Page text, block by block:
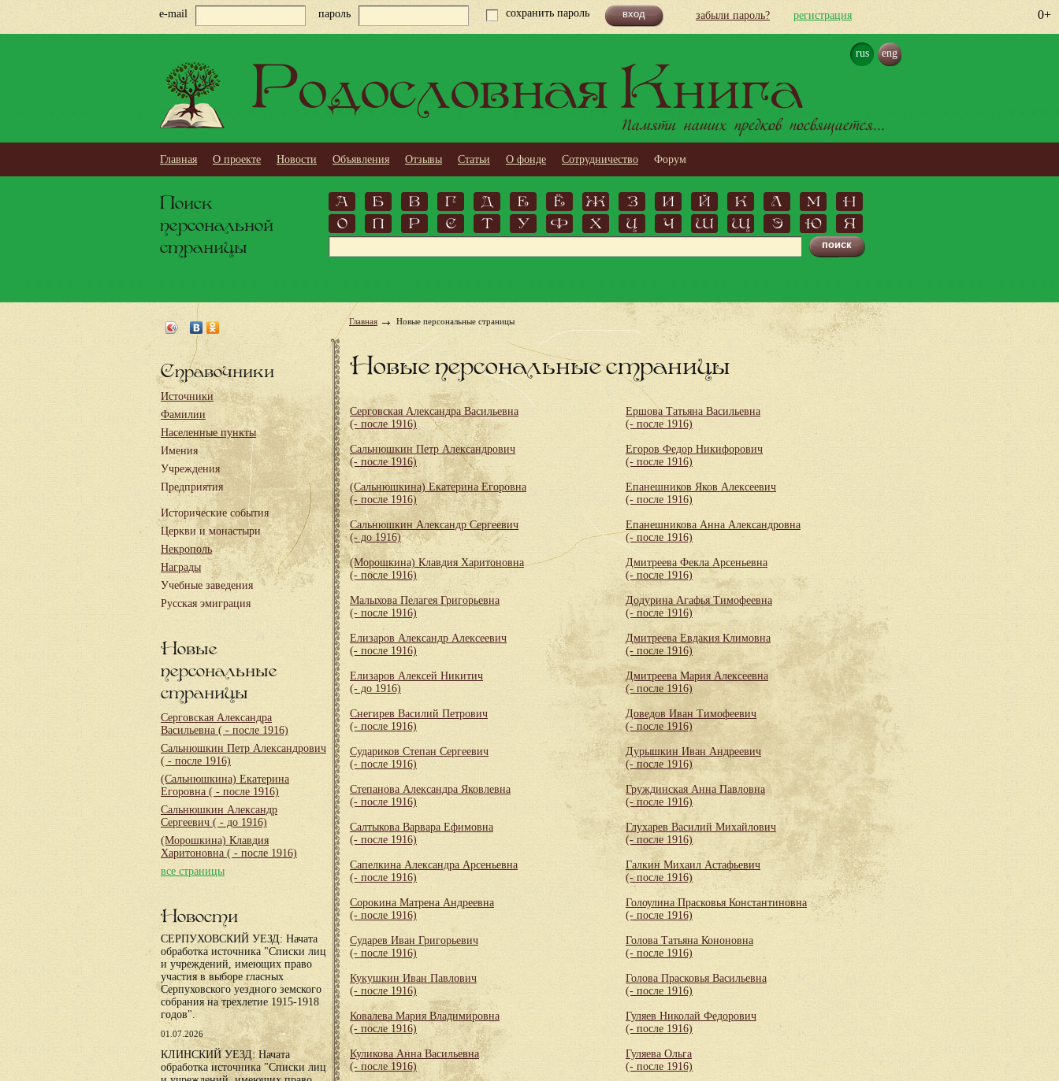
0+
e-mail пароль сохранить пароль забыли пароль? регистрация
rus eng
Родословная Книга
Памяти наших предков посвящается...
Главная О проекте Новости Объявления Отзывы Статьи О фонде Сотрудничество Форум
Поиск
персональной
страницы
А Б В Г Д Е Ё Ж З И Й К Л М
Н
О
П Р С Т У Ф Х Ц Ч Ш Щ Э Ю Я
Справочники
Источники
Фамилии
Населенные пункты
Имения
Учреждения
Предприятия
Исторические события
Церкви и монастыри
Некрополь
Награды
Учебные заведения
Русская эмиграция
Новые
персональные
страницы
Серговская Александра
Васильевна ( - после 1916)
Сальнюшкин Петр Александрович
( - после 1916)
(Сальнюшкина) Екатерина
Егоровна ( - после 1916)
Сальнюшкин Александр
Сергеевич ( - до 1916)
(Морошкина) Клавдия
Харитоновна ( - после 1916)
все страницы
Новости
СЕРПУХОВСКИЙ УЕЗД: Начата
обработка источника "Списки лиц
и учреждений, имеющих право
участия в выборе гласных
Серпуховского уездного земского
собрания на трехлетие 1915-1918
годов".
01.07.2026
КЛИНСКИЙ УЕЗД: Начата
обработка источника "Списки лиц
Главная Новые персональные страницы
Новые персональные страницы
Серговская Александра Васильевна
(- после 1916)
Сальнюшкин Петр Александрович
(- после 1916)
(Сальнюшкина) Екатерина Егоровна
(- после 1916)
Сальнюшкин Александр Сергеевич
(- до 1916)
(Морошкина) Клавдия Харитоновна
(- после 1916)
Малыхова Пелагея Григорьевна
(- после 1916)
Елизаров Александр Алексеевич
(- после 1916)
Елизаров Алексей Никитич
(- до 1916)
Снегирев Василий Петрович
(- после 1916)
Судариков Степан Сергеевич
(- после 1916)
Степанова Александра Яковлевна
(- после 1916)
Салтыкова Варвара Ефимовна
(- после 1916)
Сапелкина Александра Арсеньевна
(- после 1916)
Сорокина Матрена Андреевна
(- после 1916)
Сударев Иван Григорьевич
(- после 1916)
Кукушкин Иван Павлович
(- после 1916)
Ковалева Мария Владимировна
(- после 1916)
Куликова Анна Васильевна
(- после 1916)
Ершова Татьяна Васильевна
(- после 1916)
Егоров Федор Никифорович
(- после 1916)
Епанешников Яков Алексеевич
(- после 1916)
Епанешникова Анна Александровна
(- после 1916)
Дмитреева Фекла Арсеньевна
(- после 1916)
Додурина Агафья Тимофеевна
(- после 1916)
Дмитреева Евдакия Климовна
(- после 1916)
Дмитреева Мария Алексеевна
(- после 1916)
Доведов Иван Тимофеевич
(- после 1916)
Дурышкин Иван Андреевич
(- после 1916)
Груждинская Анна Павловна
(- после 1916)
Глухарев Василий Михайлович
(- после 1916)
Галкин Михаил Астафьевич
(- после 1916)
Голоулина Прасковья Константиновна
(- после 1916)
Голова Татьяна Кононовна
(- после 1916)
Голова Прасковья Васильевна
(- после 1916)
Гуляев Николай Федорович
(- после 1916)
Гуляева Ольга
(- после 1916)